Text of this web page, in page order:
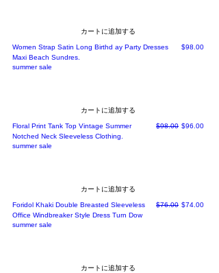
カートに追加する
Women Strap Satin Long Birthd ay Party Dresses
Maxi Beach Sundres.
価格
$98.00
summer sale
カートに追加する
Floral Print Tank Top Vintage Summer
Notched Neck Sleeveless Clothing.
通常価格
$98.00 セール価格
$96.00
summer sale
カートに追加する
Foridol Khaki Double Breasted Sleeveless
Office Windbreaker Style Dress Turn Dow
通常価格
$76.00 セール価格
$74.00
summer sale
カートに追加する